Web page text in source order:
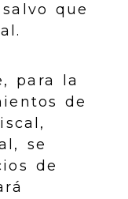
que
para la
de
se
de